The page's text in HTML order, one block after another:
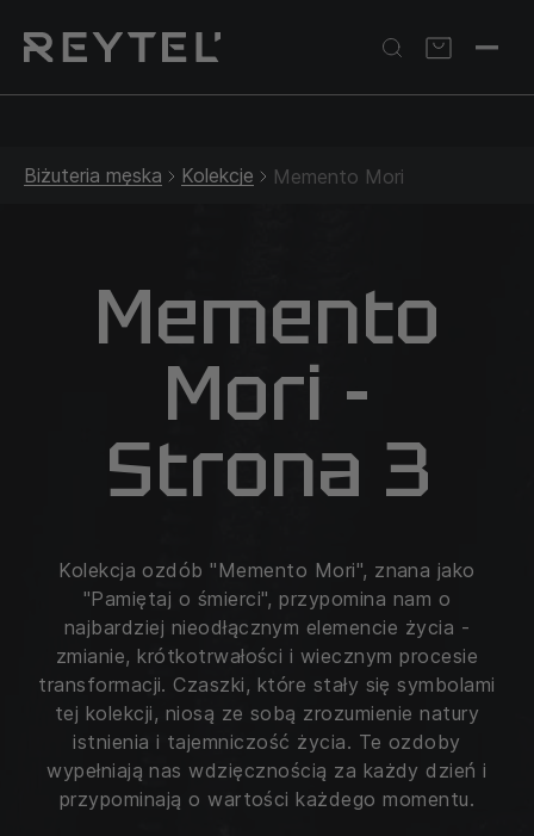
Biżuteria męska Kolekcje Memento Mori
Memento
Mori -
Strona 3
Kolekcja ozdób "Memento Mori", znana jako
"Pamiętaj o śmierci", przypomina nam o
najbardziej nieodłącznym elemencie życia -
zmianie, krótkotrwałości i wiecznym procesie
transformacji. Czaszki, które stały się symbolami
tej kolekcji, niosą ze sobą zrozumienie natury
istnienia i tajemniczość życia. Te ozdoby
wypełniają nas wdzięcznością za każdy dzień i
przypominają o wartości każdego momentu.
Złota biżuteria: –30% | Do 31.08